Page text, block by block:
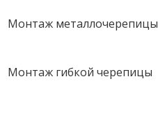
Монтаж металлочерепицы
Монтаж гибкой черепицы